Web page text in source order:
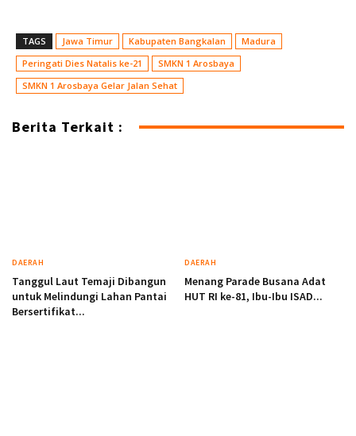
TAGS Jawa Timur Kabupaten Bangkalan
Madura
Peringati Dies Natalis ke-21
SMKN 1 Arosbaya
SMKN 1 Arosbaya Gelar Jalan Sehat
Berita Terkait :
DAERAH
Tanggul Laut Temaji Dibangun
untuk Melindungi Lahan Pantai
Bersertifikat...
DAERAH
Menang Parade Busana Adat
HUT RI ke-81, Ibu-Ibu ISAD...